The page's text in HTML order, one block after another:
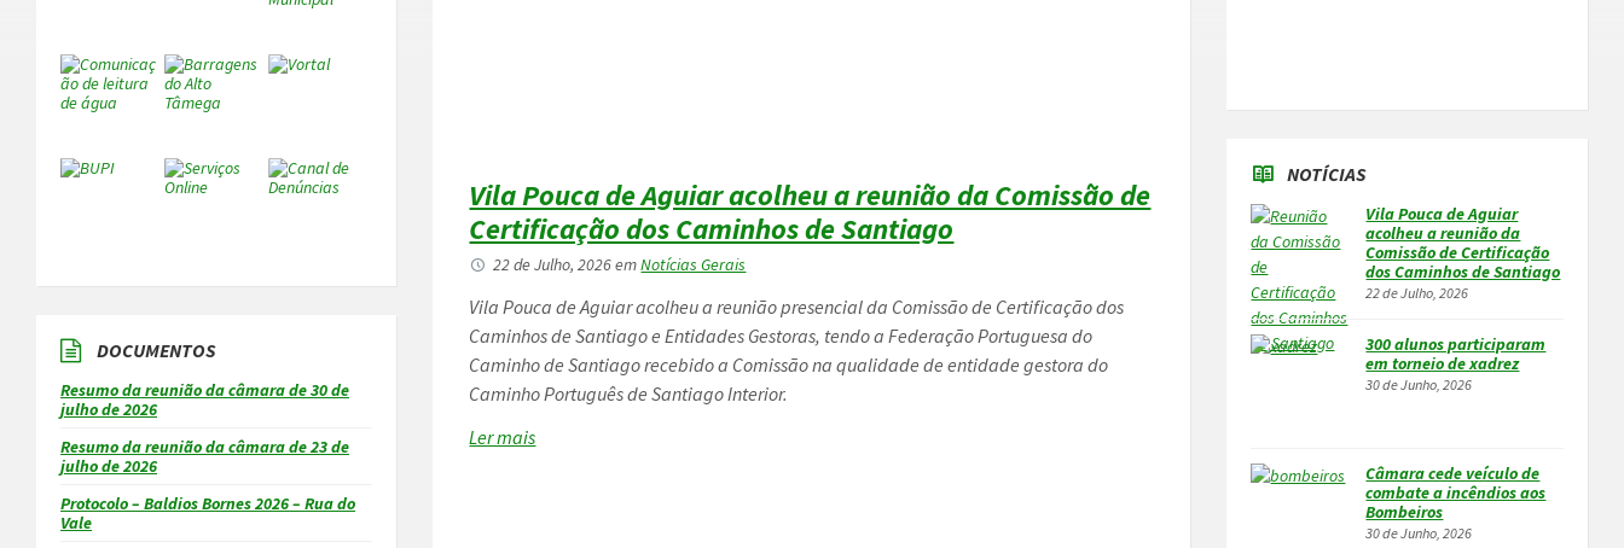
Vila Pouca de Aguiar acolheu a reunião da Comissão de
Certificação dos Caminhos de Santiago
22 de Julho, 2026emNotícias Gerais
Vila Pouca de Aguiar acolheu a reunião presencial da Comissão de Certificação dos
Caminhos de Santiago e Entidades Gestoras, tendo a Federação Portuguesa do
Caminho de Santiago recebido a Comissão na qualidade de entidade gestora do
Caminho Português de Santiago Interior.
Ler mais
DOCUMENTOS
Resumo da reunião da câmara de 30 de
julho de 2026
Resumo da reunião da câmara de 23 de
julho de 2026
Protocolo – Baldios Bornes 2026 – Rua do
Vale
NOTÍCIAS
Vila Pouca de Aguiar
acolheu a reunião da
Comissão de Certificação
dos Caminhos de Santiago
22 de Julho, 2026
300 alunos participaram
em torneio de xadrez
30 de Junho, 2026
Câmara cede veículo de
combate a incêndios aos
Bombeiros
30 de Junho, 2026